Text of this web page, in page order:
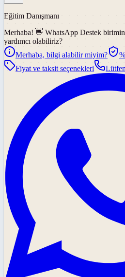
Eğitim Danışmanı
Merhaba! 👋 WhatsApp Destek
yardımcı olabiliriz?
Merhaba, bilgi alabilir miyim?
Fiyat ve taksit seçenekleri